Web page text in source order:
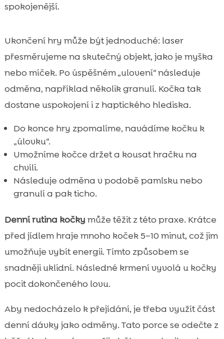
spokojenější.
Ukončení hry může být jednoduché: laser
přesměrujeme na skutečný objekt, jako je myška
nebo míček. Po úspěšném „ulovení“ následuje
odměna, například několik granulí. Kočka tak
dostane uspokojení i z haptického hlediska.
Do konce hry zpomalíme, navádíme kočku k
„úlovku“.
Umožníme kočce držet a kousat hračku na
chvíli.
Následuje odměna v podobě pamlsku nebo
granulí a pak ticho.
Denní rutina kočky může těžit z této praxe. Krátce
před jídlem hraje mnoho koček 5–10 minut, což jim
umožňuje vybít energii. Tímto způsobem se
snadněji uklidní. Následné krmení vyvolá u kočky
pocit dokončeného lovu.
Aby nedocházelo k přejídání, je třeba využít část
denní dávky jako odměny. Tato porce se odečte z